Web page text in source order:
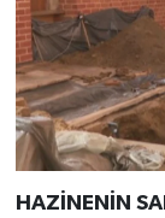
HAZİNENİN
Yemek